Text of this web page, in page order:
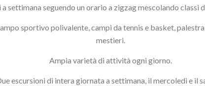
settimana seguendo un orario a zigzag mescolando classi
sportivo polivalente, campi da tennis e basket,
mestieri.
Ampia varietà di attività ogni giorno.
escursioni di intera giornata a settimana, il mercoledì e il